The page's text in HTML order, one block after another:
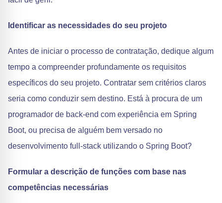
Identificar as necessidades do seu projeto
Antes de iniciar o processo de contratação, dedique algum
tempo a compreender profundamente os requisitos
específicos do seu projeto. Contratar sem critérios claros
seria como conduzir sem destino. Está à procura de um
programador de back-end com experiência em Spring
Boot, ou precisa de alguém bem versado no
desenvolvimento full-stack utilizando o Spring Boot?
Formular a descrição de funções com base nas
competências necessárias